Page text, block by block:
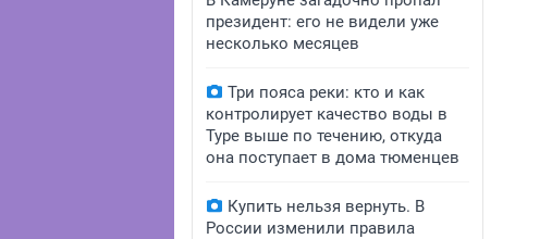
президент: его не видели уже
несколько месяцев
Три пояса реки: кто и как
контролирует качество воды в
Туре выше по течению, откуда
она поступает в дома тюменцев
Купить нельзя вернуть. В
России изменили правила